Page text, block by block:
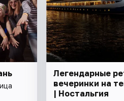
Легендарные
вечеринки на
| Ностальгия